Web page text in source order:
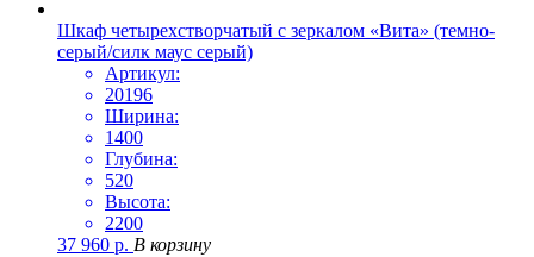
Шкаф четырехстворчатый с зеркалом «Вита» (темно-
серый/силк маус серый)
Артикул:
20196
Ширина:
1400
Глубина:
520
Высота:
2200
37 960 р. В корзину